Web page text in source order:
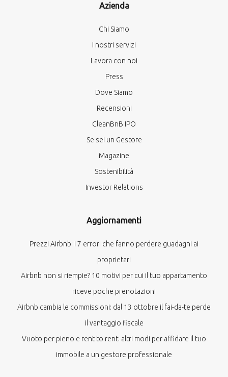
Azienda
Chi Siamo
I nostri servizi
Lavora con noi
Press
Dove Siamo
Recensioni
CleanBnB IPO
Se sei un Gestore
Magazine
Sostenibilità
Investor Relations
Aggiornamenti
Prezzi Airbnb: i 7 errori che fanno perdere guadagni ai
proprietari
Airbnb non si riempie? 10 motivi per cui il tuo appartamento
riceve poche prenotazioni
Airbnb cambia le commissioni: dal 13 ottobre il fai-da-te perde
il vantaggio fiscale
Vuoto per pieno e rent to rent: altri modi per affidare il tuo
immobile a un gestore professionale